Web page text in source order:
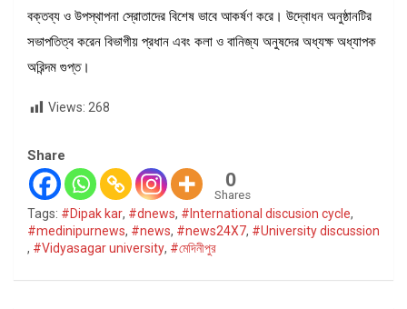
বক্তব্য ও উপস্থাপনা স্রোতাদের বিশেষ ভাবে আকর্ষণ করে। উদ্বোধন অনুষ্ঠানটির
সভাপতিত্ব করেন বিভাগীয় প্রধান এবং কলা ও বানিজ্য অনুষদের অধ্যক্ষ অধ্যাপক
অরিন্দম গুপ্ত।
Views: 268
Share
0
Shares
Tags: #Dipak kar, #dnews, #International discusion cycle,
#medinipurnews, #news, #news24X7, #University discussion
, #Vidyasagar university, #মেদিনীপুর